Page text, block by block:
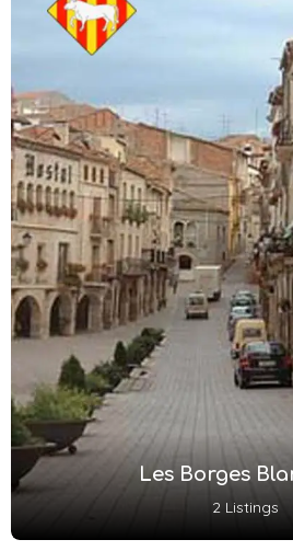
Les Borges
2 Listings